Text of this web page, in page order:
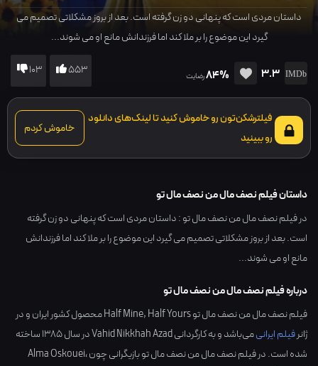
داستان مردی است که پنهانی دو زن گرفته است. بعد از بروز مشکلاتی تصمیم می
گیرد این موضوع را بر ملا کند اما فرزندانش مانع او می شوند...
3.3
84%رضایت 553
103
فیلترشکن‌تون رو خاموش کنید تا لینک‌های دانلود
رو ببینید
خاموش کردم
داستان فیلم نصف مال من نصف مال تو
در فیلم نصف مال من نصف مال تو : داستان مردی است که پنهانی دو زن گرفته
است. بعد از بروز مشکلاتی تصمیم می گیرد این موضوع را بر ملا کند اما فرزندانش
مانع او می شوند...
درباره فیلم نصف مال من نصف مال تو
فیلم نصف مال من نصف مال تو Half Mine, Half Yours محصول کشور ایرانو در
ژانرفیلم ایرانیمی‌باشد و به کارگردانیVahid Nikkhah Azadدر سال1385ساخته
شده است. در فیلم نصف مال من نصف مال تو بازیگرانی چون Alma Oskouei،